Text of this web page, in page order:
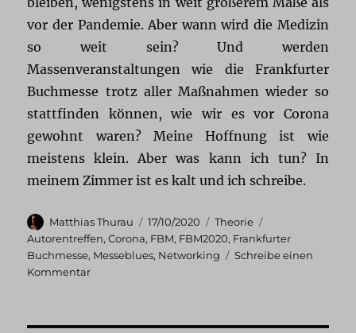
vor der Pandemie. Aber wann wird die Medizin
so weit sein? Und werden
Massenveranstaltungen wie die Frankfurter
Buchmesse trotz aller Maßnahmen wieder so
stattfinden können, wie wir es vor Corona
gewohnt waren? Meine Hoffnung ist wie
meistens klein. Aber was kann ich tun? In
meinem Zimmer ist es kalt und ich schreibe.
Autor
Matthias Thurau
Veröffentlicht
am
17/10/2020 Kategorien
Theorie
Autorentreffen,Corona, FBM, FBM2020, Frankfurter
Buchmesse, Messeblues, Networking
Schreibe einen
Kommentarzu